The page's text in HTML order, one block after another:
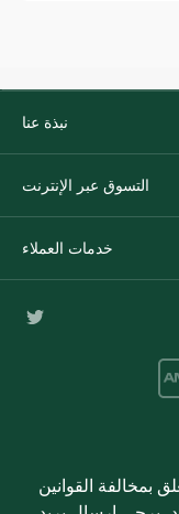
نبذة عنا
التسوق عبر الإنترنت
خدمات العملاء
بمخالفة القوانين